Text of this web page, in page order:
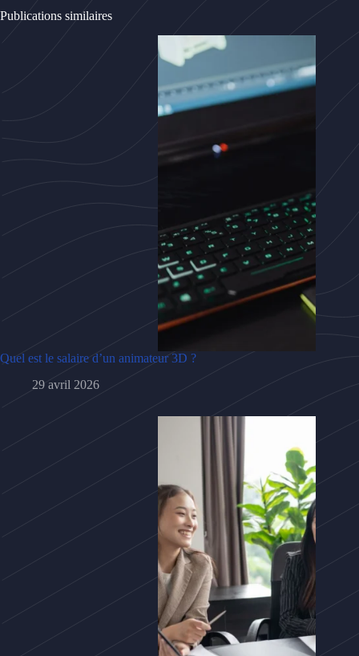
Publications similaires
Quel est le salaire d’un animateur 3D ?
29 avril 2026